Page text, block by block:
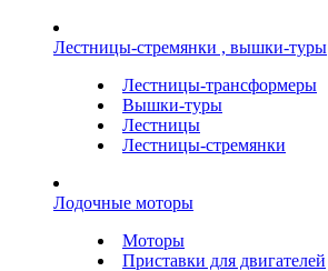
Лестницы-стремянки , вышки-туры
Лестницы-трансформеры
Вышки-туры
Лестницы
Лестницы-стремянки
Лодочные моторы
Моторы
Приставки для двигателей